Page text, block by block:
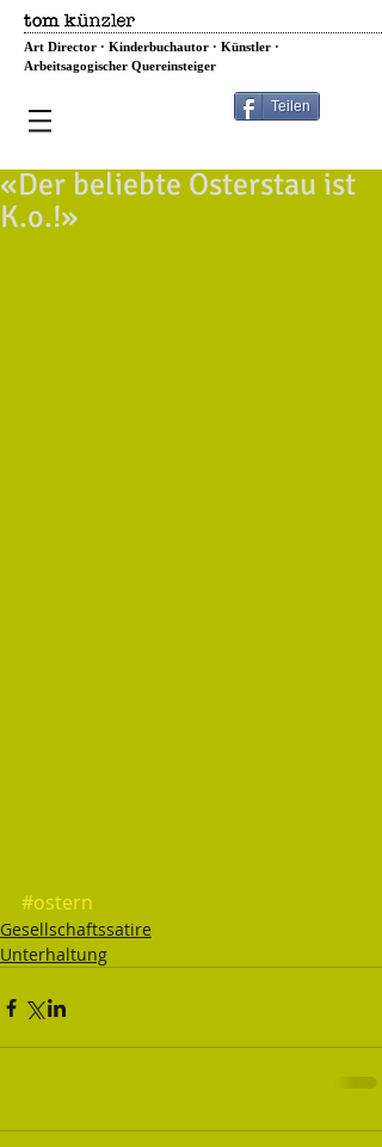
Teilen
Art Director · Kinderbuchautor · Künstler ·
Arbeitsagogischer Quereinsteiger
«Der beliebte Osterstau ist
K.o.!»
#ostern
Gesellschaftssatire
Unterhaltung